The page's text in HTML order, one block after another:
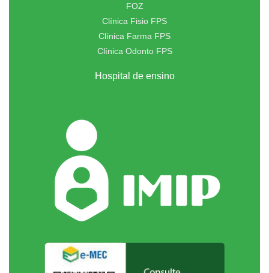
FOZ
Clínica Fisio FPS
Clínica Farma FPS
Clínica Odonto FPS
Hospital de ensino